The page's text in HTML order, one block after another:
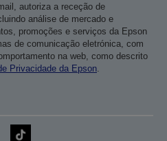
autoriza a receção de
análise de mercado e
promoções e serviços da Epson
de comunicação eletrónica, com
na web, como descrito
Privacidade da Epson